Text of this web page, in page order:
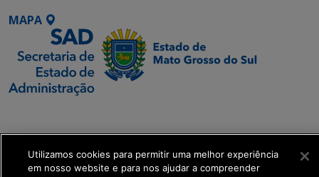
MAPA
Executiva de
Transformação Digital
Utilizamos cookies para permitir uma melhor experiência
em nosso website e para nos ajudar a compreender